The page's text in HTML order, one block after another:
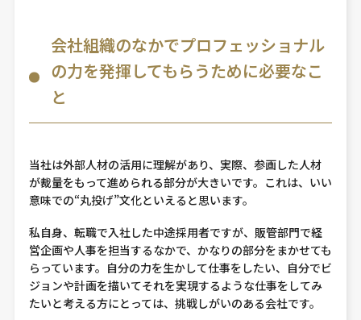
会社組織のなかでプロフェッショナル
の力を発揮してもらうために必要なこ
と
当社は外部人材の活用に理解があり、実際、参画した人材
が裁量をもって進められる部分が大きいです。これは、いい
意味での“丸投げ”文化といえると思います。
私自身、転職で入社した中途採用者ですが、販管部門で経
営企画や人事を担当するなかで、かなりの部分をまかせても
らっています。自分の力を生かして仕事をしたい、自分でビ
ジョンや計画を描いてそれを実現するような仕事をしてみ
たいと考える方にとっては、挑戦しがいのある会社です。